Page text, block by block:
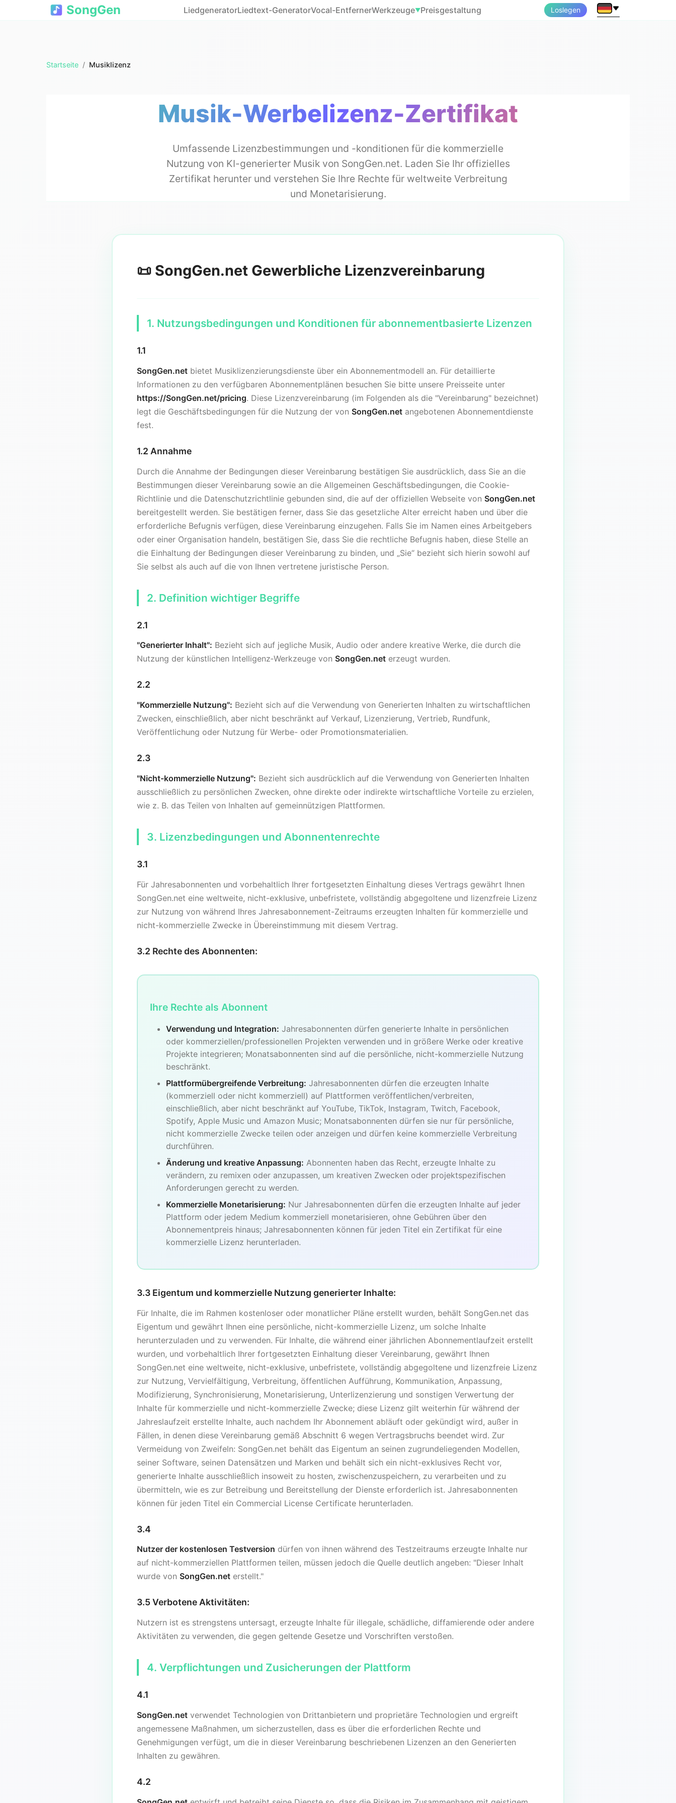
SongGen LiedgeneratorLiedtext-GeneratorVocal-EntfernerWerkzeuge▼Preisgestaltung Loslegen
Startseite / Musiklizenz
Musik-Werbelizenz-Zertifikat
Umfassende Lizenzbestimmungen und -konditionen für die kommerzielle
Nutzung von KI-generierter Musik von SongGen.net. Laden Sie Ihr offizielles
Zertifikat herunter und verstehen Sie Ihre Rechte für weltweite Verbreitung
und Monetarisierung.
📜 SongGen.net Gewerbliche Lizenzvereinbarung
1. Nutzungsbedingungen und Konditionen für abonnementbasierte Lizenzen
1.1
SongGen.net bietet Musiklizenzierungsdienste über ein Abonnementmodell an. Für detaillierte
Informationen zu den verfügbaren Abonnementplänen besuchen Sie bitte unsere Preisseite unter
https://SongGen.net/pricing. Diese Lizenzvereinbarung (im Folgenden als die "Vereinbarung" bezeichnet)
legt die Geschäftsbedingungen für die Nutzung der von SongGen.net angebotenen Abonnementdienste
fest.
1.2 Annahme
Durch die Annahme der Bedingungen dieser Vereinbarung bestätigen Sie ausdrücklich, dass Sie an die
Bestimmungen dieser Vereinbarung sowie an die Allgemeinen Geschäftsbedingungen, die Cookie-
Richtlinie und die Datenschutzrichtlinie gebunden sind, die auf der offiziellen Webseite von SongGen.net
bereitgestellt werden. Sie bestätigen ferner, dass Sie das gesetzliche Alter erreicht haben und über die
erforderliche Befugnis verfügen, diese Vereinbarung einzugehen. Falls Sie im Namen eines Arbeitgebers
oder einer Organisation handeln, bestätigen Sie, dass Sie die rechtliche Befugnis haben, diese Stelle an
die Einhaltung der Bedingungen dieser Vereinbarung zu binden, und „Sie“ bezieht sich hierin sowohl auf
Sie selbst als auch auf die von Ihnen vertretene juristische Person.
2. Definition wichtiger Begriffe
2.1
"Generierter Inhalt": Bezieht sich auf jegliche Musik, Audio oder andere kreative Werke, die durch die
Nutzung der künstlichen Intelligenz‑Werkzeuge von SongGen.net erzeugt wurden.
2.2
"Kommerzielle Nutzung": Bezieht sich auf die Verwendung von Generierten Inhalten zu wirtschaftlichen
Zwecken, einschließlich, aber nicht beschränkt auf Verkauf, Lizenzierung, Vertrieb, Rundfunk,
Veröffentlichung oder Nutzung für Werbe- oder Promotionsmaterialien.
2.3
"Nicht-kommerzielle Nutzung": Bezieht sich ausdrücklich auf die Verwendung von Generierten Inhalten
ausschließlich zu persönlichen Zwecken, ohne direkte oder indirekte wirtschaftliche Vorteile zu erzielen,
wie z. B. das Teilen von Inhalten auf gemeinnützigen Plattformen.
3. Lizenzbedingungen und Abonnentenrechte
3.1
Für Jahresabonnenten und vorbehaltlich Ihrer fortgesetzten Einhaltung dieses Vertrags gewährt Ihnen
SongGen.net eine weltweite, nicht-exklusive, unbefristete, vollständig abgegoltene und lizenzfreie Lizenz
zur Nutzung von während Ihres Jahresabonnement-Zeitraums erzeugten Inhalten für kommerzielle und
nicht-kommerzielle Zwecke in Übereinstimmung mit diesem Vertrag.
3.2 Rechte des Abonnenten:
Ihre Rechte als Abonnent
Verwendung und Integration: Jahresabonnenten dürfen generierte Inhalte in persönlichen
oder kommerziellen/professionellen Projekten verwenden und in größere Werke oder kreative
Projekte integrieren; Monatsabonnenten sind auf die persönliche, nicht-kommerzielle Nutzung
beschränkt.
Plattformübergreifende Verbreitung: Jahresabonnenten dürfen die erzeugten Inhalte
(kommerziell oder nicht kommerziell) auf Plattformen veröffentlichen/verbreiten,
einschließlich, aber nicht beschränkt auf YouTube, TikTok, Instagram, Twitch, Facebook,
Spotify, Apple Music und Amazon Music; Monatsabonnenten dürfen sie nur für persönliche,
nicht kommerzielle Zwecke teilen oder anzeigen und dürfen keine kommerzielle Verbreitung
durchführen.
Änderung und kreative Anpassung: Abonnenten haben das Recht, erzeugte Inhalte zu
verändern, zu remixen oder anzupassen, um kreativen Zwecken oder projektspezifischen
Anforderungen gerecht zu werden.
Kommerzielle Monetarisierung: Nur Jahresabonnenten dürfen die erzeugten Inhalte auf jeder
Plattform oder jedem Medium kommerziell monetarisieren, ohne Gebühren über den
Abonnementpreis hinaus; Jahresabonnenten können für jeden Titel ein Zertifikat für eine
kommerzielle Lizenz herunterladen.
3.3 Eigentum und kommerzielle Nutzung generierter Inhalte:
Für Inhalte, die im Rahmen kostenloser oder monatlicher Pläne erstellt wurden, behält SongGen.net das
Eigentum und gewährt Ihnen eine persönliche, nicht-kommerzielle Lizenz, um solche Inhalte
herunterzuladen und zu verwenden. Für Inhalte, die während einer jährlichen Abonnementlaufzeit erstellt
wurden, und vorbehaltlich Ihrer fortgesetzten Einhaltung dieser Vereinbarung, gewährt Ihnen
SongGen.net eine weltweite, nicht-exklusive, unbefristete, vollständig abgegoltene und lizenzfreie Lizenz
zur Nutzung, Vervielfältigung, Verbreitung, öffentlichen Aufführung, Kommunikation, Anpassung,
Modifizierung, Synchronisierung, Monetarisierung, Unterlizenzierung und sonstigen Verwertung der
Inhalte für kommerzielle und nicht-kommerzielle Zwecke; diese Lizenz gilt weiterhin für während der
Jahreslaufzeit erstellte Inhalte, auch nachdem Ihr Abonnement abläuft oder gekündigt wird, außer in
Fällen, in denen diese Vereinbarung gemäß Abschnitt 6 wegen Vertragsbruchs beendet wird. Zur
Vermeidung von Zweifeln: SongGen.net behält das Eigentum an seinen zugrundeliegenden Modellen,
seiner Software, seinen Datensätzen und Marken und behält sich ein nicht-exklusives Recht vor,
generierte Inhalte ausschließlich insoweit zu hosten, zwischenzuspeichern, zu verarbeiten und zu
übermitteln, wie es zur Betreibung und Bereitstellung der Dienste erforderlich ist. Jahresabonnenten
können für jeden Titel ein Commercial License Certificate herunterladen.
3.4
Nutzer der kostenlosen Testversion dürfen von ihnen während des Testzeitraums erzeugte Inhalte nur
auf nicht-kommerziellen Plattformen teilen, müssen jedoch die Quelle deutlich angeben: "Dieser Inhalt
wurde von SongGen.net erstellt."
3.5 Verbotene Aktivitäten:
Nutzern ist es strengstens untersagt, erzeugte Inhalte für illegale, schädliche, diffamierende oder andere
Aktivitäten zu verwenden, die gegen geltende Gesetze und Vorschriften verstoßen.
4. Verpflichtungen und Zusicherungen der Plattform
4.1
SongGen.net verwendet Technologien von Drittanbietern und proprietäre Technologien und ergreift
angemessene Maßnahmen, um sicherzustellen, dass es über die erforderlichen Rechte und
Genehmigungen verfügt, um die in dieser Vereinbarung beschriebenen Lizenzen an den Generierten
Inhalten zu gewähren.
4.2